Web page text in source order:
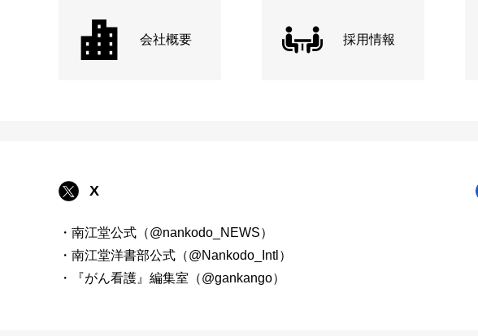
会社概要 採用情報
X
・南江堂公式（@nankodo_NEWS）
・南江堂洋書部公式（@Nankodo_Intl）
・『がん看護』編集室（@gankango）